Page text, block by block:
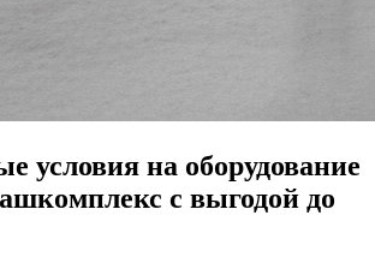
условия на оборудование
с выгодой до